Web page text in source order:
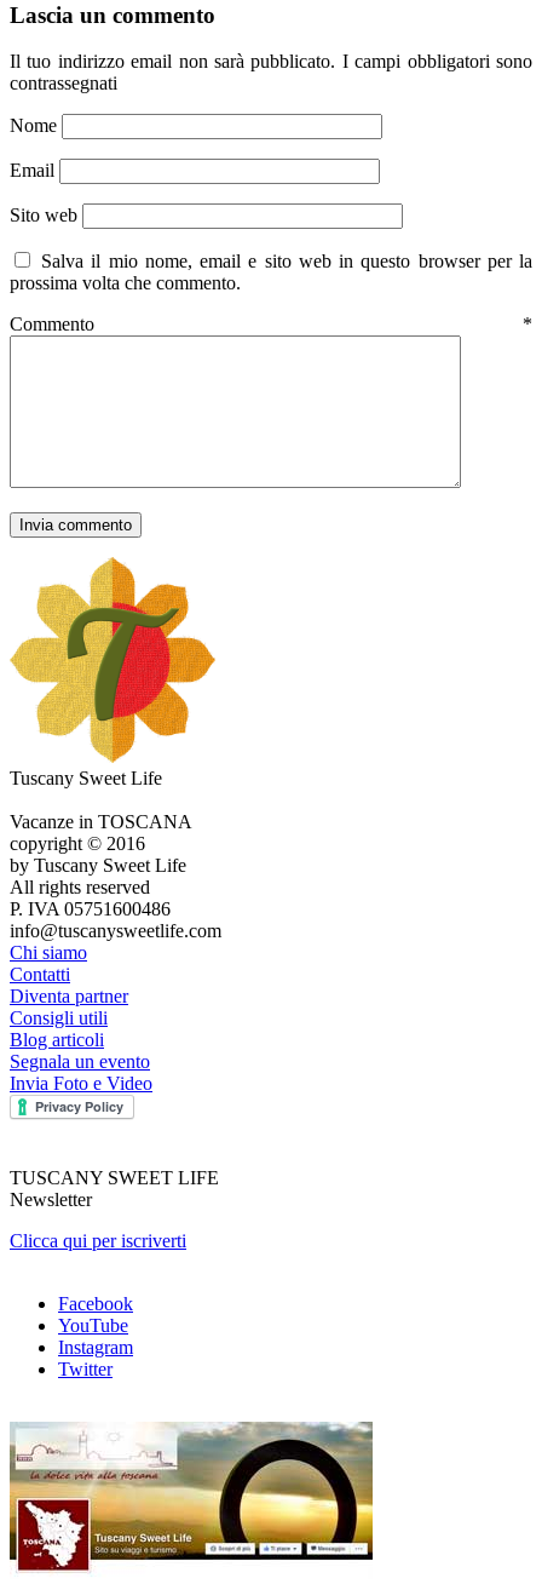
Lascia un commento
Il tuo indirizzo email non sarà pubblicato. I campi obbligatori sono
contrassegnati
Nome
Email
Sito web
Salva il mio nome, email e sito web in questo browser per la
prossima volta che commento.
Commento *
Tuscany Sweet Life
Vacanze in TOSCANA
copyright © 2016
by Tuscany Sweet Life
All rights reserved
P. IVA 05751600486
info@tuscanysweetlife.com
Chi siamo
Contatti
Diventa partner
Consigli utili
Blog articoli
Segnala un evento
Invia Foto e Video
TUSCANY SWEET LIFE
Newsletter
Clicca qui per iscriverti
Facebook
YouTube
Instagram
Twitter